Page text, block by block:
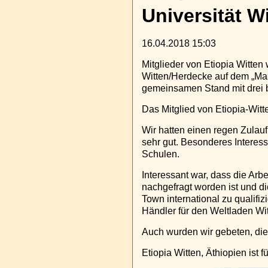
Universität
16.04.2018 15:03
Mitglieder von Etiopia Witten
Witten/Herdecke auf dem
gemeinsamen Stand mit drei
Das Mitglied von Etiopia-
Wir hatten einen regen
sehr gut. Besonderes
Schulen.
Interessant war, dass die
nachgefragt worden ist und
Town international zu
Händler für den Weltladen
Auch wurden wir gebeten,
Etiopia Witten, Äthiopien ist